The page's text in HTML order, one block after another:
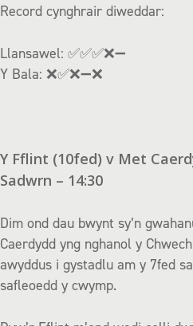
Record cynghrair diweddar:
Llansawel: ✅✅✅❌➖
Y Bala: ❌✅❌➖❌
Y Fflint (10fed) v Met
Sadwrn – 14:30
Dim ond dau bwynt sy’n
Caerdydd yng nghanol y
awyddus i gystadlu am y 7fed
safleoedd y cwymp.